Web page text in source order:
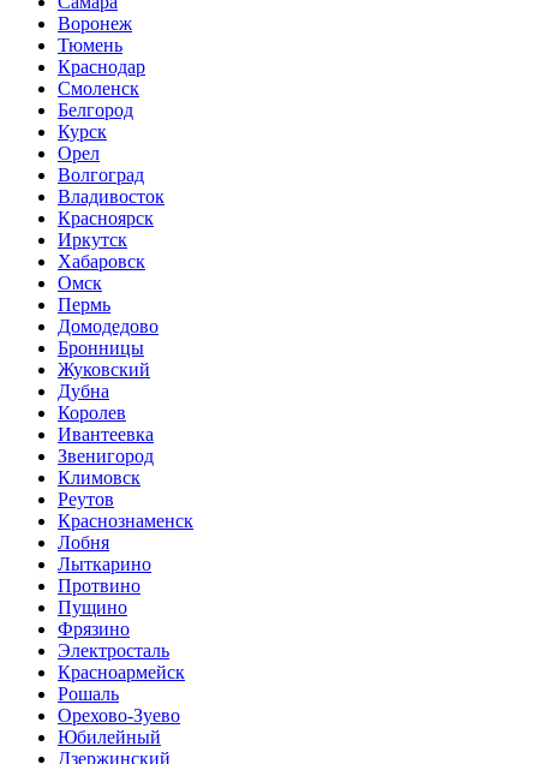
Воронеж
Тюмень
Краснодар
Смоленск
Белгород
Курск
Орел
Волгоград
Владивосток
Красноярск
Иркутск
Хабаровск
Омск
Пермь
Домодедово
Бронницы
Жуковский
Дубна
Королев
Ивантеевка
Звенигород
Климовск
Реутов
Краснознаменск
Лобня
Лыткарино
Протвино
Пущино
Фрязино
Электросталь
Красноармейск
Рошаль
Орехово-Зуево
Юбилейный
Дзержинский